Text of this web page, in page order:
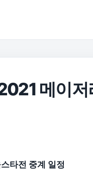
메이
타전 중계 일정